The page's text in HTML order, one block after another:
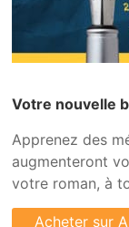
Votre nouvelle
Apprenez des
augmenteront
votre roman, à